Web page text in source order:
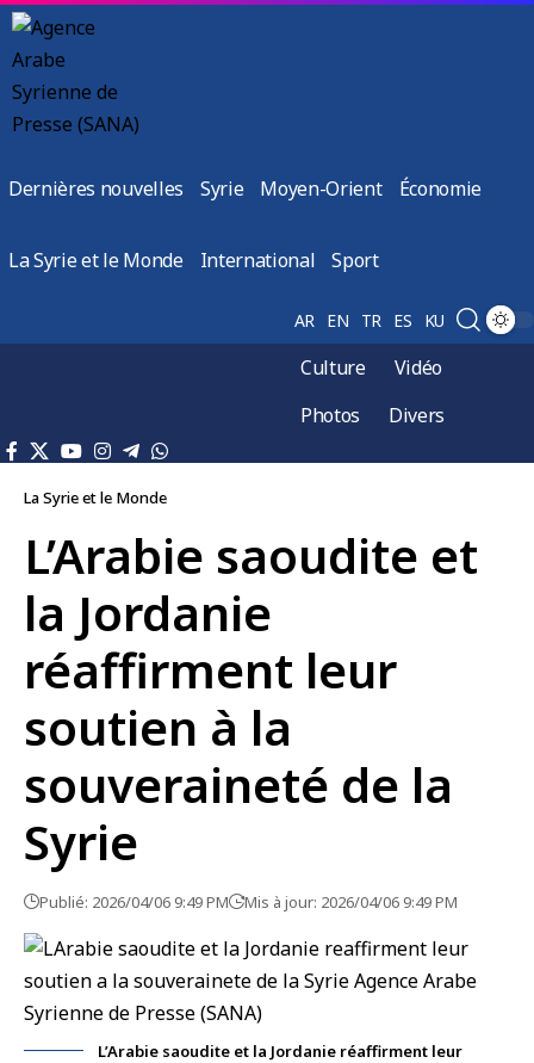
Dernières nouvelles Syrie Moyen-Orient Économie
La Syrie et le Monde International Sport
AR EN TR ES KU
Culture
Vidéo
Photos
Divers
La Syrie et le Monde
L’Arabie saoudite et
la Jordanie
réaffirment leur
soutien à la
souveraineté de la
Syrie
Publié: 2026/04/06 9:49 PM Mis à jour: 2026/04/06 9:49 PM
L’Arabie saoudite et la Jordanie réaffirment leur